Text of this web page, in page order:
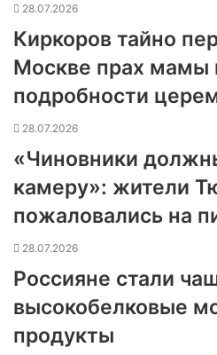
28.07.2026
Киркоров тайно
Москве прах мамы
подробности
28.07.2026
«Чиновники
камеру»: жители
пожаловались на
28.07.2026
Россияне стали
высокобелковые
продукты